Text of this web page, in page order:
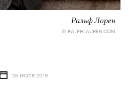
Ральф Лорен
© RALPHLAUREN.COM
26 ИЮЛЯ 2019